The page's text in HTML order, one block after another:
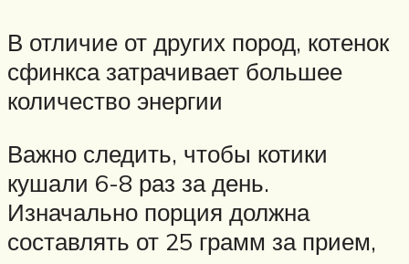
В отличие от других пород, котенок
сфинкса затрачивает большее
количество энергии
Важно следить, чтобы котики
кушали 6-8 раз за день.
Изначально порция должна
составлять от 25 грамм за прием,